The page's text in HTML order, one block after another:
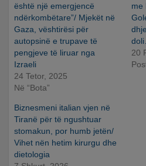
është një emergjencë
ndërkombëtare”/ Mjekët në
Gaza, vështirësi për
autopsinë e trupave të
pengjeve të liruar nga
Izraeli
24 Tetor, 2025
Në “Bota”
me
20
Biznesmeni italian vjen në
Tiranë për të ngushtuar
stomakun, por humb jetën/
Vihet nën hetim kirurgu dhe
dietologia